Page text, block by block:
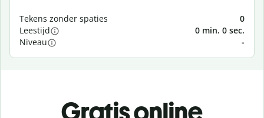
Tekens zonder spaties
0
Leestijd
0 min. 0 sec.
Niveau
-
Gratis online